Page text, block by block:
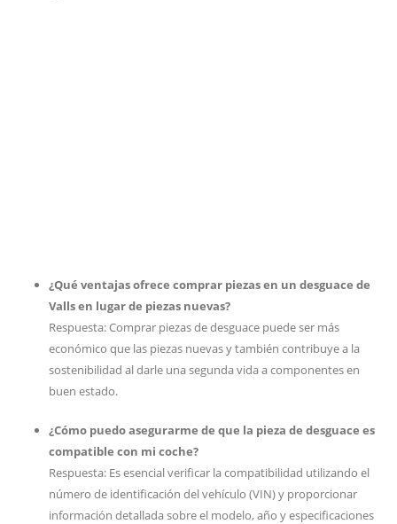
¿Qué ventajas ofrece comprar piezas en un desguace de
Valls en lugar de piezas nuevas?
Respuesta: Comprar piezas de desguace puede ser más
económico que las piezas nuevas y también contribuye a la
sostenibilidad al darle una segunda vida a componentes en
buen estado.
¿Cómo puedo asegurarme de que la pieza de desguace es
compatible con mi coche?
Respuesta: Es esencial verificar la compatibilidad utilizando el
número de identificación del vehículo (VIN) y proporcionar
información detallada sobre el modelo, año y especificaciones